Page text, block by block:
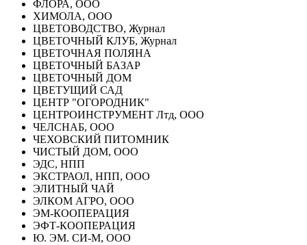
ФЛОРА, ООО
ХИМОЛА, ООО
ЦВЕТОВОДСТВО, Журнал
ЦВЕТОЧНЫЙ КЛУБ, Журнал
ЦВЕТОЧНАЯ ПОЛЯНА
ЦВЕТОЧНЫЙ БАЗАР
ЦВЕТОЧНЫЙ ДОМ
ЦВЕТУЩИЙ САД
ЦЕНТР "ОГОРОДНИК"
ЦЕНТРОИНСТРУМЕНТ Лтд, ООО
ЧЕЛСНАБ, ООО
ЧЕХОВСКИЙ ПИТОМНИК
ЧИСТЫЙ ДОМ, ООО
ЭДС, НПП
ЭКСТРАОЛ, НПП, ООО
ЭЛИТНЫЙ ЧАЙ
ЭЛКОМ АГРО, ООО
ЭМ-КООПЕРАЦИЯ
ЭФТ-КООПЕРАЦИЯ
Ю. ЭМ. СИ-М, ООО